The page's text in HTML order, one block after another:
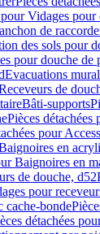
pour Vidages
de
des sols pour
pour douche de
Evacuations
de
Bâti-supports
Pièces détachées
pour
en
Baignoires en
de douche, d52
pour
cache-bonde
détachées